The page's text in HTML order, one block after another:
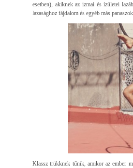
esetben), akiknek az izmai és ízületei
lazasághoz fájdalom és egyéb más
Klassz trükknek tűnik, amikor az ember